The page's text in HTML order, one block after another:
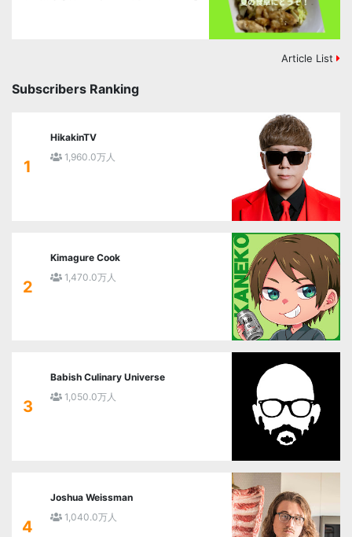
Article List
Subscribers Ranking
1
HikakinTV
1,960.0万人
2
Kimagure Cook
1,470.0万人
3
Babish Culinary Universe
1,050.0万人
4
Joshua Weissman
1,040.0万人